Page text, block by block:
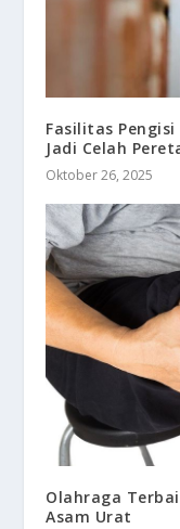
Fasilitas
Jadi Celah
Oktober 26, 2025
Olahraga
Asam Urat